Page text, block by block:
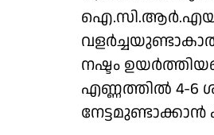
ഐ.സി.ആര്‍.എയുടെ
നഷ്ടം
എണ്ണത്തില്‍ 4-6
നേട്ടമുണ്ടാക്കാന്‍